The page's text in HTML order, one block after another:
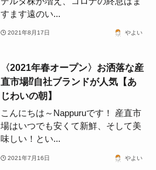
すます遠のい...
2021年8月17日 やよい
〈2021年春オープン〉お洒落な産
直市場⁉自社ブランドが人気【あ
じわいの朝】
こんにちは～Nappuruです！ 産直市
場はいつでも安くて新鮮、そして美
味しい！とい...
2021年7月16日 やよい